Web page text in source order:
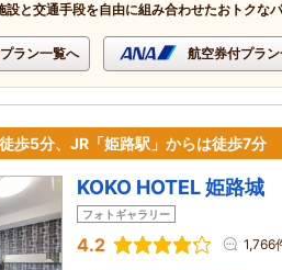
設と交通手段を自由に組み合わせたおトクな
ラン一覧へ 航空券付プラ
歩5分、JR「姫路駅」からは徒歩7分
KOKO HOTEL 姫路城
フォトギャラリー
4.2 1,766